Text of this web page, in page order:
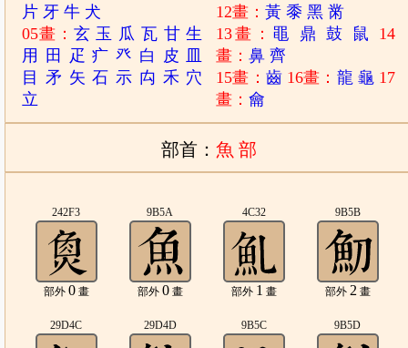
片 牙 牛 犬
05畫： 玄 玉 瓜 瓦 甘 生
用
田 疋 疒 癶 白 皮 皿
目 矛 矢 石 示 禸 禾 穴
立
12畫：黃 黍 黑 黹
13畫：黽 鼎 鼓 鼠
14
畫：鼻 齊
15畫： 齒 16畫： 龍 龜 17
畫：龠
部首： 魚 部
242F3
部外 0畫
9B5A
部外 0畫
4C32
部外 1 畫
9B5B
部外 2 畫
29D4C 29D4D 9B5C 9B5D